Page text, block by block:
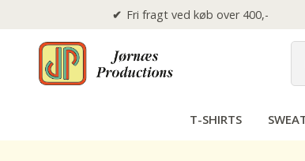
Fri fragt ved køb over 400,-
T-SHIRTS